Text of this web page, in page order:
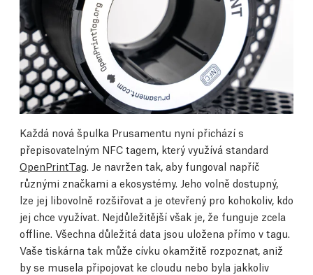
Každá nová špulka Prusamentu nyní přichází s
přepisovatelným NFC tagem, který využívá standard
OpenPrintTag . Je navržen tak, aby fungoval napříč
různými značkami a ekosystémy. Jeho volně dostupný,
lze jej libovolně rozšiřovat a je otevřený pro kohokoliv, kdo
jej chce využívat. Nejdůležitější však je, že funguje zcela
offline. Všechna důležitá data jsou uložena přímo v tagu.
Vaše tiskárna tak může cívku okamžitě rozpoznat, aniž
by se musela připojovat ke cloudu nebo byla jakkoliv